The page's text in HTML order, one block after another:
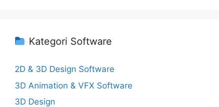
Kategori Software
2D & 3D Design Software
3D Animation & VFX Software
3D Design